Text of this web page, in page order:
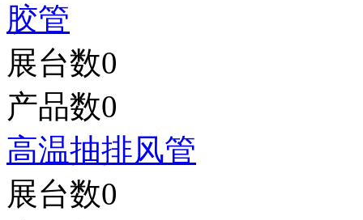
胶管
展台数0
产品数0
高温抽排风管
展台数0